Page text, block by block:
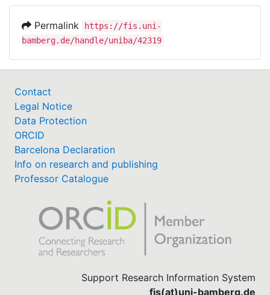
Permalink
https://fis.uni-
bamberg.de/handle/uniba/42319
Contact
Legal Notice
Data Protection
ORCID
Barcelona Declaration
Info on research and publishing
Professor Catalogue
Support Research Information System
fis(at)uni-bamberg.de